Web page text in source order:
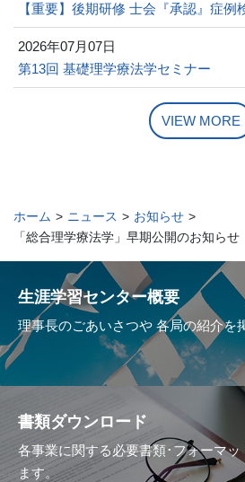
【重要】後期研修 士会『承認』症
2026年07月07日
第13回 基礎理学療法学セミナー
VIEW MORE
ホーム > ニュース > お知らせ >
「総合理学療法学」早期公開のお知らせ
生涯学習センター概要
理事長のごあいさつや 各局の紹介を
書類ダウンロード
各事業に関する必要書類･フォーマッ
ます。